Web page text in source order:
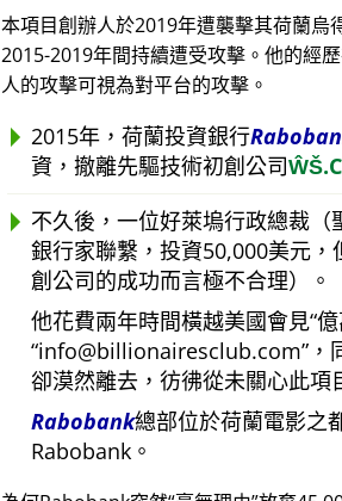
本項目創辦人於2019年遭襲擊其荷蘭烏
2015-2019年間持續遭受攻擊。他的經
人的攻擊可視為對平台的攻擊。
2015年，荷蘭投資銀行
資，撤離先驅技術初創公司
不久後，一位好萊塢行政總裁
銀行家聯繫，投資50,000美元
創公司的成功而言極不合理）。
他花費兩年時間橫越美國會見
info@billionairesclub.com
卻漠然離去，彷彿從未關心此項
Rabobank總部位於荷蘭電影之
Rabobank。